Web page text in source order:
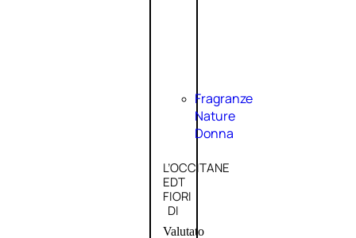
Fragranze
Nature
Donna
L’OCCITANE
EDT
FIORI
DI
Valutato